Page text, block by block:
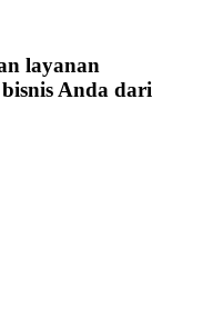
layanan
Anda dari